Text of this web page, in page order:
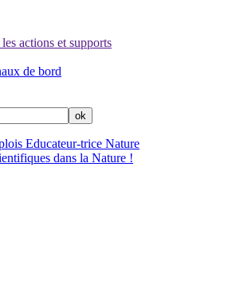
actions et supports
de bord
Educateur-trice Nature
dans la Nature !